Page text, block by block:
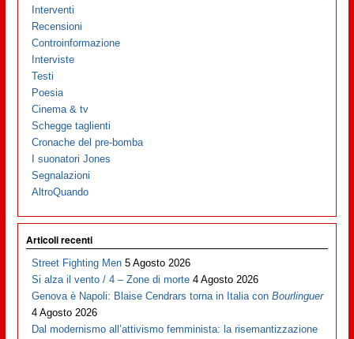
Interventi
Recensioni
Controinformazione
Interviste
Testi
Poesia
Cinema & tv
Schegge taglienti
Cronache del pre-bomba
I suonatori Jones
Segnalazioni
AltroQuando
Articoli recenti
Street Fighting Men 5 Agosto 2026
Si alza il vento / 4 – Zone di morte 4 Agosto 2026
Genova è Napoli: Blaise Cendrars torna in Italia conBourlinguer
4 Agosto 2026
Dal modernismo all’attivismo femminista: la risemantizzazione